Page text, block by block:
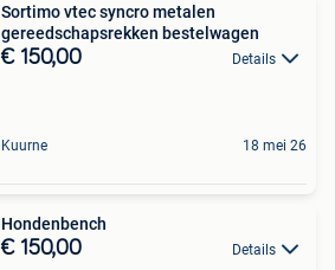
Sortimo vtec syncro metalen
gereedschapsrekken bestelwagen
€ 150,00 Details
Kuurne 18 mei 26
Hondenbench
€ 150,00 Details